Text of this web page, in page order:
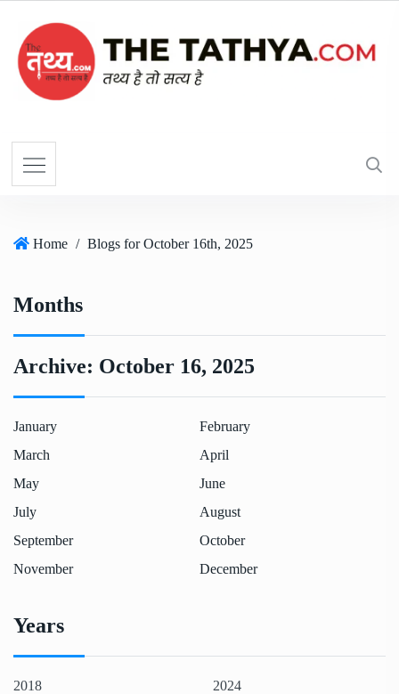
Home / Blogs for October 16th, 2025
Months
Archive: October 16, 2025
January
February
March
April
May
June
July
August
September
October
November
December
Years
2018
2024